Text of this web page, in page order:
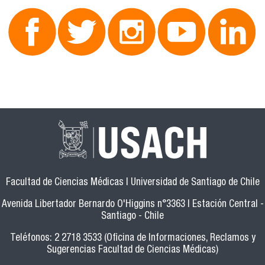
Facultad de Ciencias Médicas | Universidad de Santiago de Chile
Avenida Libertador Bernardo O'Higgins n°3363 | Estación Central -
Santiago - Chile
Teléfonos: 2 2718 3533 (Oficina de Informaciones, Reclamos y
Sugerencias Facultad de Ciencias Médicas)